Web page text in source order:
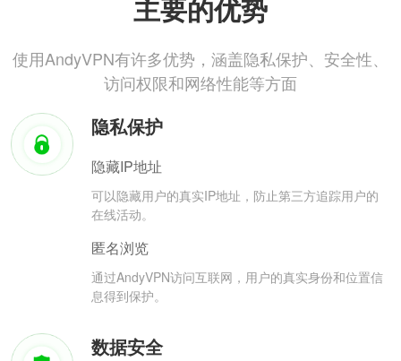
主要的优势
使用AndyVPN有许多优势，涵盖隐私保护、安全性、
访问权限和网络性能等方面
隐私保护
隐藏IP地址
可以隐藏用户的真实IP地址，防止第三方追踪用户的
在线活动。
匿名浏览
通过AndyVPN访问互联网，用户的真实身份和位置信
息得到保护。
数据安全